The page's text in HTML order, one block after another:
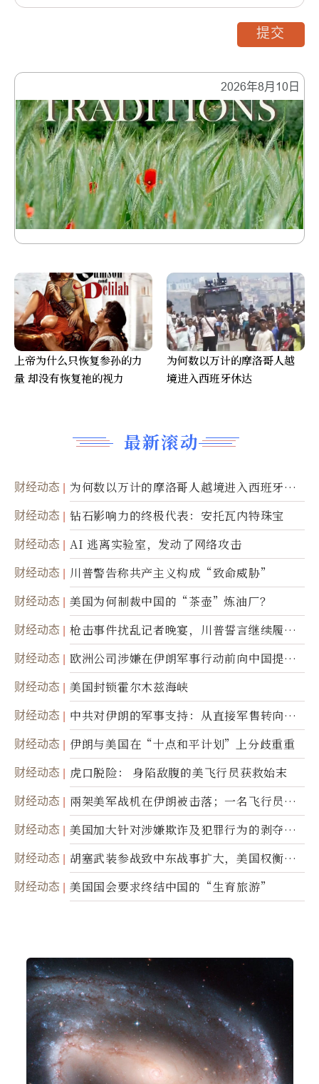
2026年8月10日
最新滚动
财经动态
为何数以万计的摩洛哥人越境进入西班牙休
达
财经动态 钻石影响力的终极代表：安托瓦内特珠宝
财经动态 AI 逃离实验室，发动了网络攻击
财经动态 川普警告称共产主义构成“致命威胁”
财经动态 美国为何制裁中国的“茶壶”炼油厂？
财经动态
枪击事件扰乱记者晚宴，川普誓言继续履行
职责
财经动态
欧洲公司涉嫌在伊朗军事行动前向中国提供
美军基地的卫星图像
财经动态 美国封锁霍尔木兹海峡
财经动态
中共对伊朗的军事支持：从直接军售转向间
接技术转让
财经动态 伊朗与美国在“十点和平计划”上分歧重重
财经动态 虎口脱险： 身陷敌腹的美飞行员获救始末
财经动态
兩架美军战机在伊朗被击落；一名飞行员失
踪
财经动态
美国加大针对涉嫌欺诈及犯罪行为的剥夺公
民权力度
财经动态
胡塞武装参战致中东战事扩大，美国权衡地
面入侵的可能性
财经动态 美国国会要求终结中国的“生育旅游”
提交
上帝为什么只恢复参孙的力
量 却没有恢复祂的视力
为何数以万计的摩洛哥人越
境进入西班牙休达